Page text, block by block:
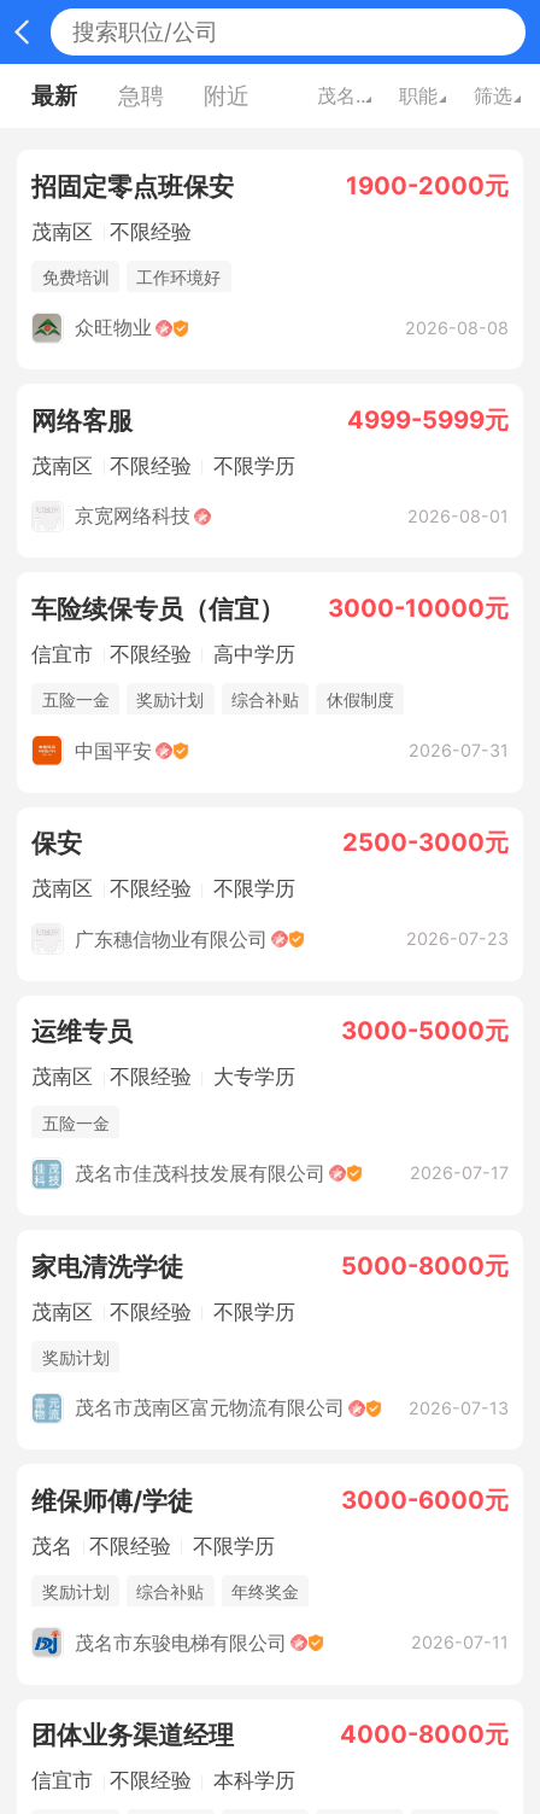
最新 急聘 附近 茂名广东 职能 筛选
招固定零点班保安 1900-2000元
茂南区 不限经验
免费培训 工作环境好
众旺物业 2026-08-08
网络客服 4999-5999元
茂南区 不限经验 不限学历
京宽网络科技 2026-08-01
车险续保专员（信宜） 3000-10000元
信宜市 不限经验 高中学历
五险一金 奖励计划 综合补贴
休假制度
法定节假日
中国平安 2026-07-31
保安 2500-3000元
茂南区 不限经验 不限学历
广东穗信物业有限公司 2026-07-23
运维专员 3000-5000元
茂南区 不限经验 大专学历
五险一金
茂名市佳茂科技发展有限公司 2026-07-17
家电清洗学徒 5000-8000元
茂南区 不限经验 不限学历
奖励计划
茂名市茂南区富元物流有限公司 2026-07-13
维保师傅/学徒 3000-6000元
茂名 不限经验 不限学历
奖励计划 综合补贴 年终奖金
茂名市东骏电梯有限公司 2026-07-11
团体业务渠道经理 4000-8000元
信宜市 不限经验 本科学历